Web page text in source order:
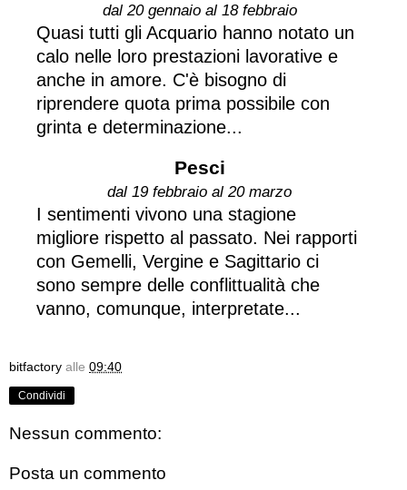
dal 20 gennaio al 18 febbraio
Quasi tutti gli Acquario hanno notato un
calo nelle loro prestazioni lavorative e
anche in amore. C'è bisogno di
riprendere quota prima possibile con
grinta e determinazione...
Pesci
dal 19 febbraio al 20 marzo
I sentimenti vivono una stagione
migliore rispetto al passato. Nei rapporti
con Gemelli, Vergine e Sagittario ci
sono sempre delle conflittualità che
vanno, comunque, interpretate...
bitfactory alle 09:40
Condividi
Nessun commento:
Posta un commento